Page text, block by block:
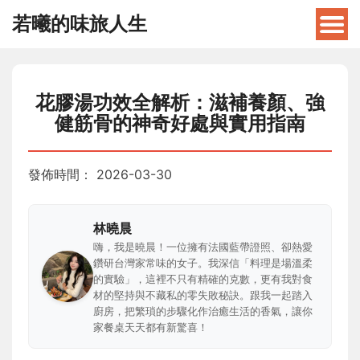
若曦的味旅人生
花膠湯功效全解析：滋補養顏、強
健筋骨的神奇好處與實用指南
發佈時間： 2026-03-30
林曉晨
嗨，我是曉晨！一位擁有法國藍帶證照、卻熱愛
鑽研台灣家常味的女子。我深信「料理是場溫柔
的實驗」，這裡不只有精確的克數，更有我對食
材的堅持與不藏私的零失敗秘訣。跟我一起踏入
廚房，把繁瑣的步驟化作治癒生活的香氣，讓你
家餐桌天天都有新驚喜！